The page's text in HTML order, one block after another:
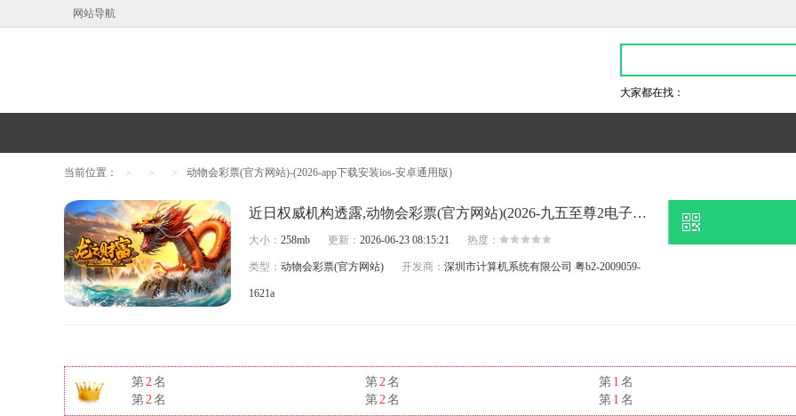
网站导航
大家都在找：
当前位置： > > > 动物会彩票(官方网站)-(2026-app下载安装ios-安卓通用版)
近日权威机构透露,动物会彩票(官方网站)(2026-九五至尊2电子游戏官网
大小：258mb 更新：2026-06-23 08:15:21 热度：
类型：动物会彩票(官方网站) 开发商：深圳市计算机系统有限公司粤b2-2009059-
1621a
第2名 第2名 第 1 名
第2名 第2名 第 1 名